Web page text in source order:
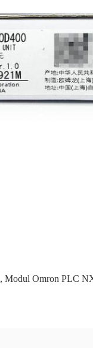
, Modul Omron PLC